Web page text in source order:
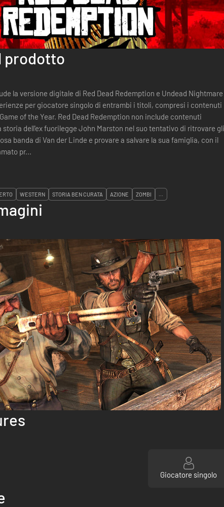
prodotto
la versione digitale di Red Dead Redemption e Undead
of the Year. Red Dead Redemption non include contenuti
banda di Van der Linde e provare a salvare la sua famiglia, con il
pr...
WESTERN STORIA BEN CURATA AZIONE ZOMBI ...
Giocatore singolo